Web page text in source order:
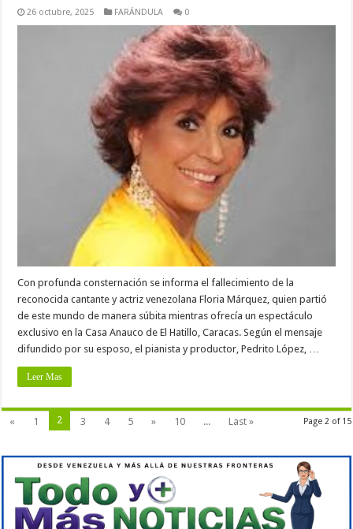
26 octubre, 2025 FARÁNDULA 0
Con profunda consternación se informa el fallecimiento de la
reconocida cantante y actriz venezolana Floria Márquez, quien partió
de este mundo de manera súbita mientras ofrecía un espectáculo
exclusivo en la Casa Anauco de El Hatillo, Caracas. Según el mensaje
difundido por su esposo, el pianista y productor, Pedrito López, …
Leer Mas
Page 2 of 15
« 1 2 3 4 5 » 10 ... Last »